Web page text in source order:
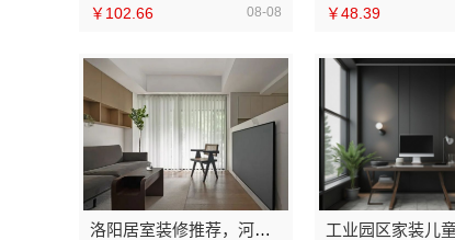
￥102.66 08-08 ￥48.39
洛阳居室装修推荐，河南璟臻环保建材有限公司省心